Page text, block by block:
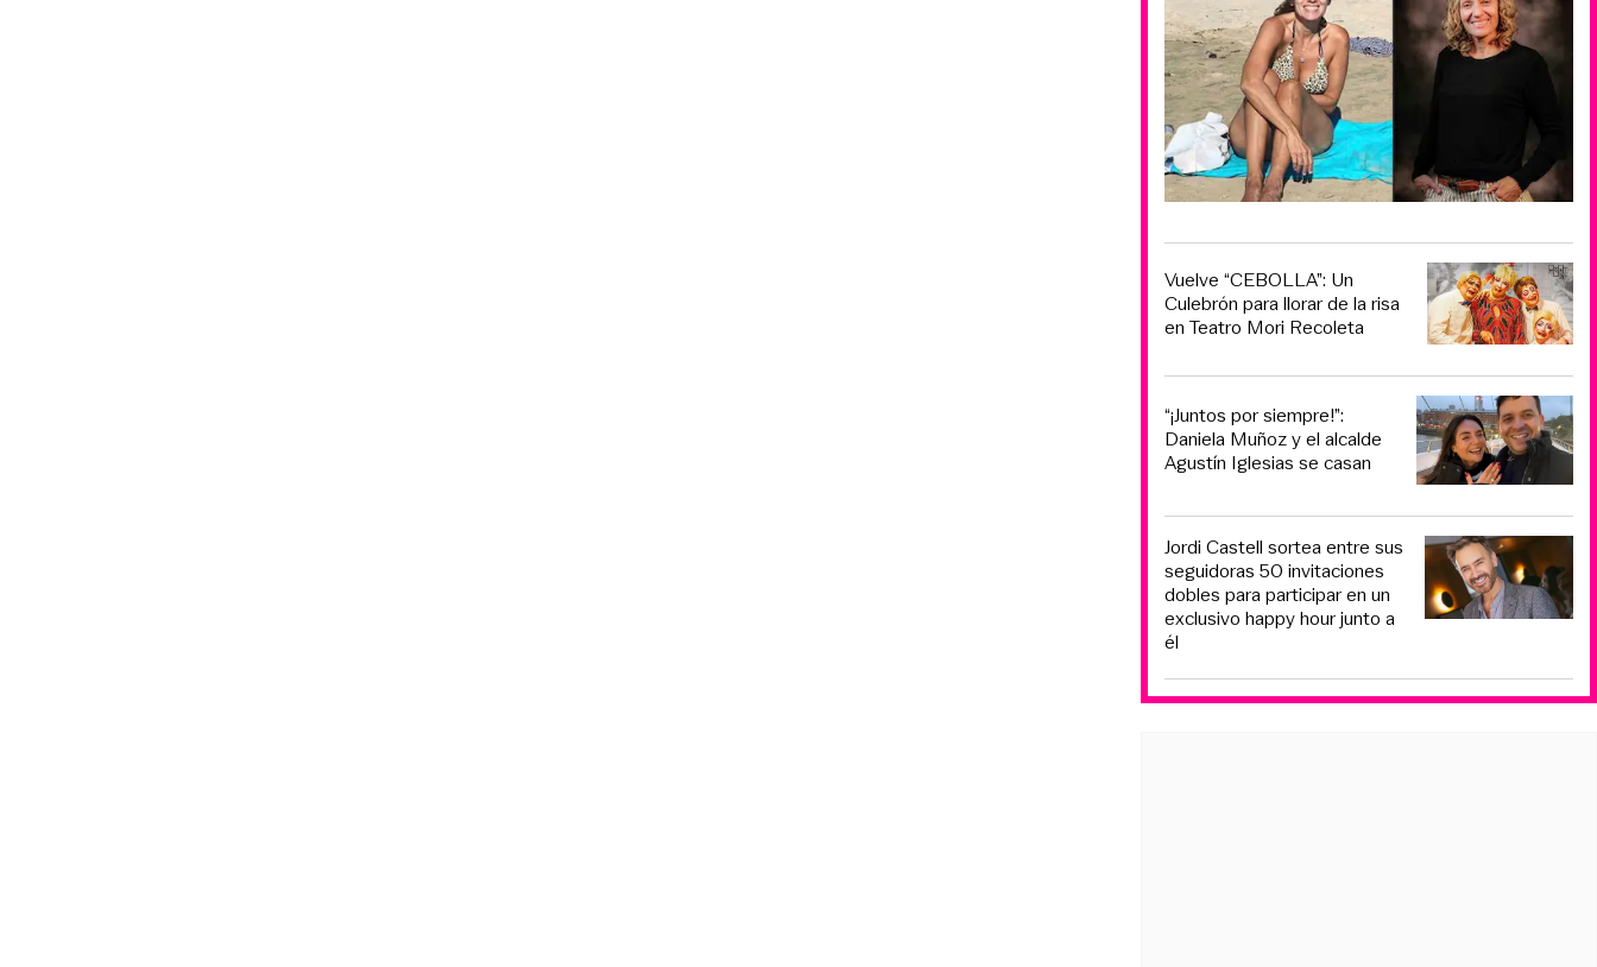
Vuelve “CEBOLLA”: Un
Culebrón para llorar de la risa
en Teatro Mori Recoleta
“¡Juntos por siempre!”:
Daniela Muñoz y el alcalde
Agustín Iglesias se casan
Jordi Castell sortea entre sus
seguidoras 50 invitaciones
dobles para participar en un
exclusivo happy hour junto a
él